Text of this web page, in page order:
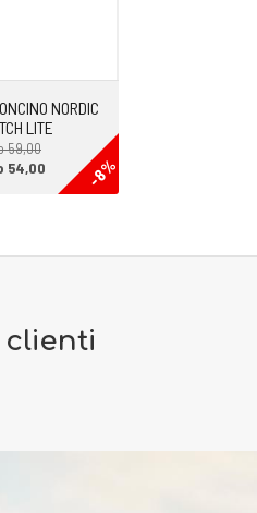
NORDIC
LITE
59,00
-8%
54,00
clienti